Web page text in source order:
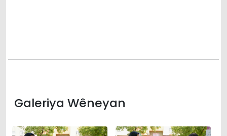
Galeriya Wêneyan